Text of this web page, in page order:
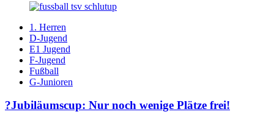
1. Herren
D-Jugend
E1 Jugend
F-Jugend
Fußball
G-Junioren
?Jubiläumscup: Nur noch wenige Plätze frei!